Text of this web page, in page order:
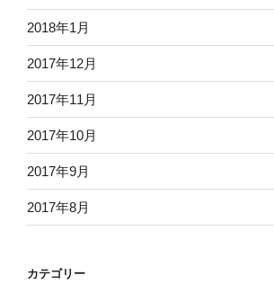
2018年1月
2017年12月
2017年11月
2017年10月
2017年9月
2017年8月
カテゴリー